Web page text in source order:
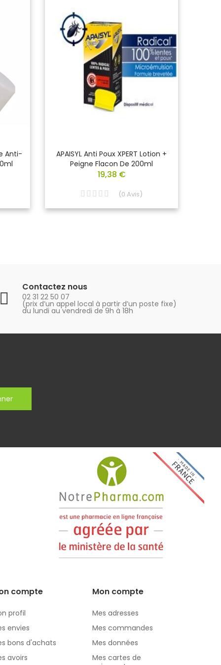
Anti-
APAISYL Anti Poux XPERT Lotion +
Peigne Flacon De 200ml
19,38 €
(0 Avis)
Contactez nous
02 31 22 50 07
(prix d’un appel local à partir d’un poste fixe)
du lundi au vendredi de 9h à 18h
compte
profil
envies
bons d'achats
avoirs
Mon compte
Mes adresses
Mes commandes
Mes données
Mes cartes de